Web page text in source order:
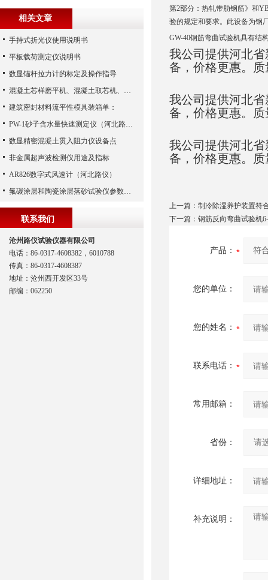
第2部分：热轧带肋钢筋》和
验的规定和要求。此设备为钢
GW-40钢筋弯曲试验机具有结
我公司提供河北
备，价格更惠。
我公司提供河北
备，价格更惠。
我公司提供河北
备，价格更惠。
上一篇： 制冷除湿养护装置符
下一篇： 钢筋反向弯曲试验机
产品：
您的单位：
您的姓名：
联系电话：
常用邮箱：
省份：
详细地址：
补充说明：
相关文章
手持式折光仪使用说明书
平板载荷测定仪说明书
数显锚杆拉力计的标定及操作指导
混凝土芯样磨平机、混凝土取芯机、混凝土钻芯机、混凝土磨平机
建筑密封材料流平性模具装箱单：
PW-1砂子含水量快速测定仪（河北路仪）
数显精密混凝土贯入阻力仪设备点
非金属超声波检测仪用途及指标
AR826数字式风速计（河北路仪）
氟碳涂层和陶瓷涂层落砂试验仪参数简介
联系我们
沧州路仪试验仪器有限公司
电话：86-0317-4608382，6010788
传真：86-0317-4608387
地址：沧州西开发区33号
邮编：062250